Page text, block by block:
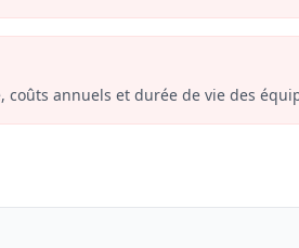
coûts annuels et durée de vie des